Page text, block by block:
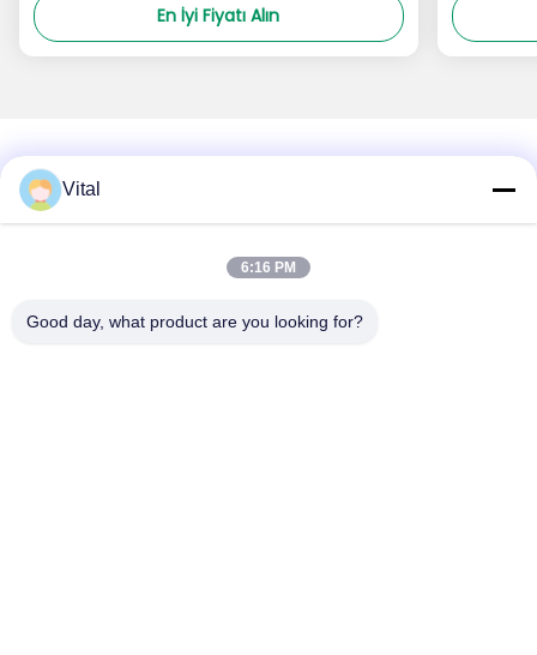
En İyi Fiyatı Alın
info@vitallighting.com
Vital
6:16 PM
Good day, what product are you looking for?